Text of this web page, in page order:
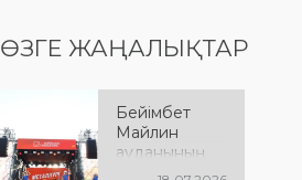
ӨЗГЕ ЖАҢАЛЫҚТАР
Бейімбет
Майлин
ауданының
90 жылдық